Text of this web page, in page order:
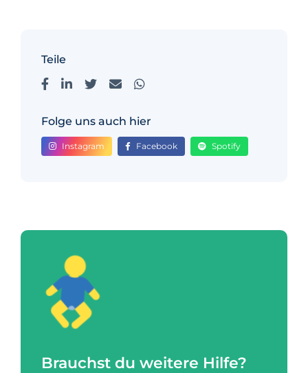
Teile
Folge uns auch hier
Instagram Facebook Spotify
Brauchst du weitere Hilfe?